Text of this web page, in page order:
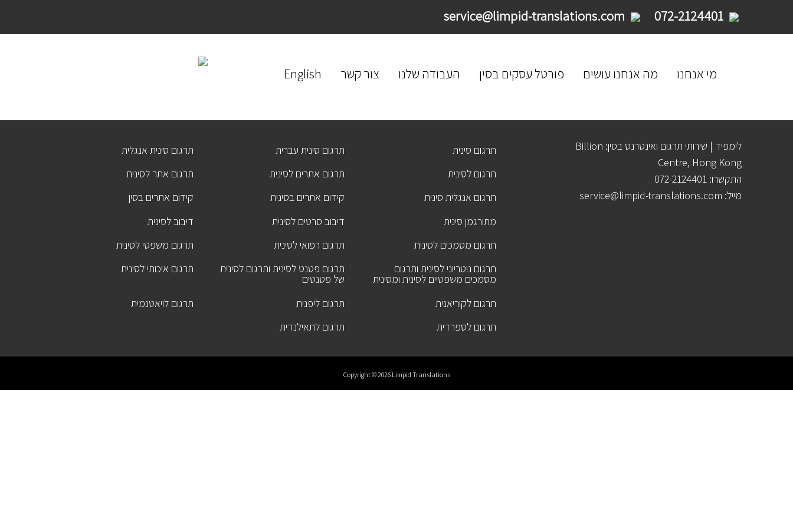
מי אנחנו מה אנחנו עושים פורטל עסקים בסין העבודה שלנו צור קשר English
לימפיד | שירותי תרגום ואינטרנט בסין: Billion
Centre, Hong Kong
התקשרו: 072-2124401
מייל: service@limpid-translations.com
תרגום סינית תרגום סינית עברית
תרגום סינית אנגלית
תרגום לסינית
תרגום אתרים לסינית
תרגום אתר לסינית
תרגום אנגלית סינית
קידום אתרים בסינית
קידום אתרים בסין
מתורגמן סינית
דיבוב סרטים לסינית
דיבוב לסינית
תרגום מסמכים לסינית
תרגום רפואי לסינית
תרגום משפטי לסינית
תרגום נוטריוני לסינית ותרגום
מסמכים משפטיים לסינית ומסינית
תרגום פטנט לסינית ותרגום לסינית
של פטנטים
תרגום איכותי לסינית
תרגום לקוריאנית תרגום ליפנית
תרגום לויאטנמית
תרגום לספרדית
תרגום לתאילנדית
Copyright © 2026 Limpid Translations